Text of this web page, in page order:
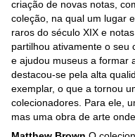
criação de novas notas,
coleção, na qual um lugar
raros do século XIX e
partilhou ativamente o seu
e ajudou museus a formar
destacou-se pela alta
exemplar, o que a tornou
colecionadores. Para ele,
mas uma obra de arte